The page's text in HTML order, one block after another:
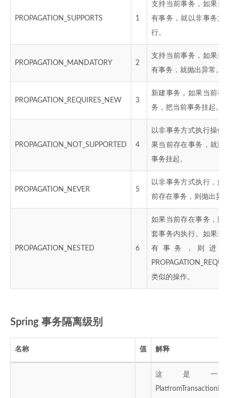
PROPAGATION_SUPPORTS 1
支持当前事务，如果当
有事务，就以非事务方
行。
PROPAGATION_MANDATORY 2
支持当前事务，如果当
有事务，就抛出异常。
PROPAGATION_REQUIRES_NEW 3
新建事务，如果当前存
务，把当前事务挂起。
PROPAGATION_NOT_SUPPORTED 4
以非事务方式执行操作
果当前存在事务，就把
事务挂起。
PROPAGATION_NEVER 5
以非事务方式执行，如
前存在事务，则抛出异
PROPAGATION_NESTED 6
如果当前存在事务，则
套事务内执行。如果当
有事务，则进
类似的操作。
Spring 事务隔离级别
名称 值 解释
这是一